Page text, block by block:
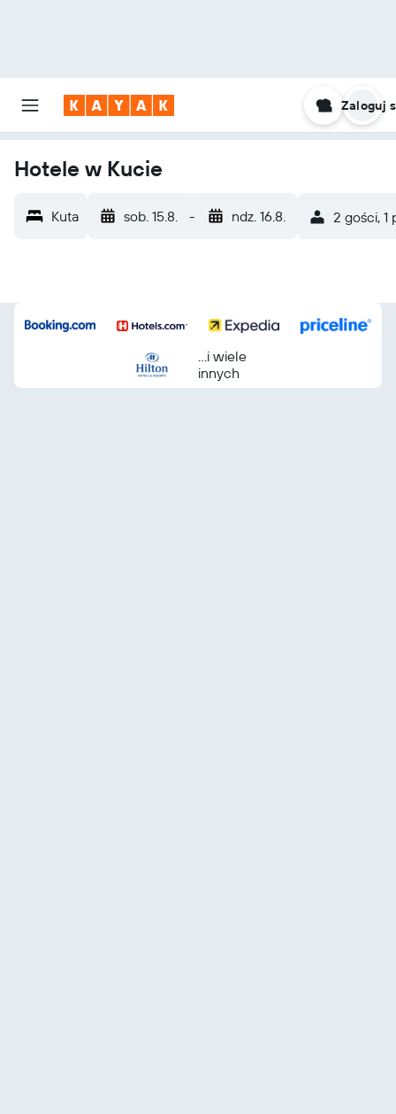
Zaloguj
Hotele w Kucie
Kuta sob. 15.8. - ndz. 16.8. 2 gości, 1
...i wiele
innych